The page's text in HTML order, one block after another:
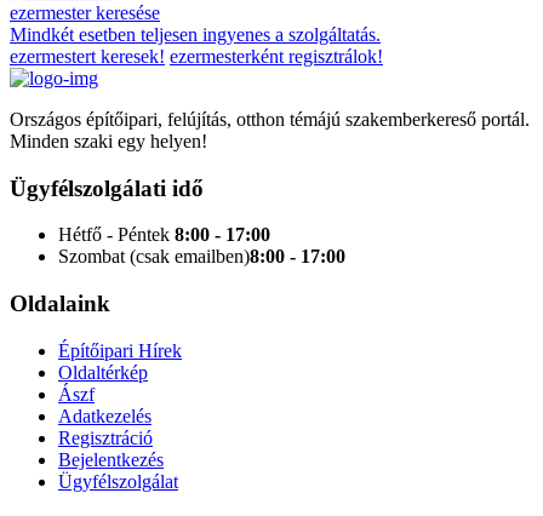
ezermester keresése
Mindkét esetben teljesen ingyenes a szolgáltatás.
ezermestert keresek! ezermesterként regisztrálok!
Országos építőipari, felújítás, otthon témájú szakemberkereső portál.
Minden szaki egy helyen!
Ügyfélszolgálati idő
Hétfő - Péntek 8:00 - 17:00
Szombat (csak emailben)8:00 - 17:00
Oldalaink
Építőipari Hírek
Oldaltérkép
Ászf
Adatkezelés
Regisztráció
Bejelentkezés
Ügyfélszolgálat